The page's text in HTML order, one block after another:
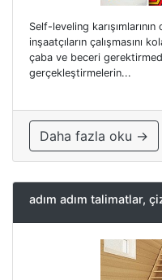
Self-leveling
inşaatçıların çalışmasını
çaba ve beceri
gerçekleştirmelerin...
Daha fazla oku →
adım adım talimatlar,